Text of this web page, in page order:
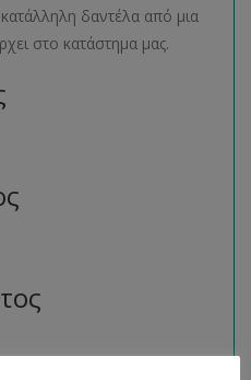
δαντέλα από μια
στο κατάστημα μας.